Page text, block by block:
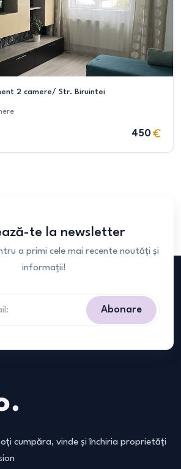
2 camere/ Str. Biruintei
450
te la newsletter
a primi cele mai recente noutăți și
informații!
Abonare
cumpăra, vinde și închiria proprietăți